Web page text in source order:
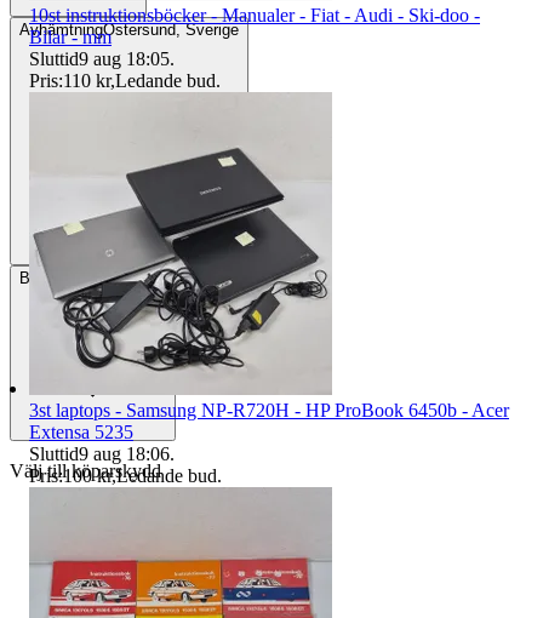
AvhämtningÖstersund, Sverige
Betalning Via Tradera
Välj till köparskydd
10st instruktionsböcker - Manualer - Fiat - Audi - Ski-doo -
Bilar - mm
Sluttid9 aug 18:05.
Pris:110 kr,Ledande bud.
3st laptops - Samsung NP-R720H - HP ProBook 6450b - Acer
Extensa 5235
Sluttid9 aug 18:06.
Pris:100 kr,Ledande bud.